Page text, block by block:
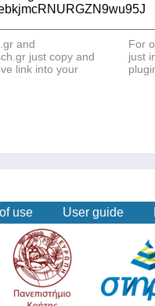
and
just copy and
link into your
For
just
use User guide